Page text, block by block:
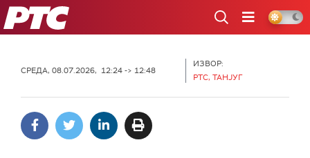
РТС
СРЕДА, 08.07.2026, 12:24 -> 12:48
ИЗВОР:
РТС, ТАНЈУГ